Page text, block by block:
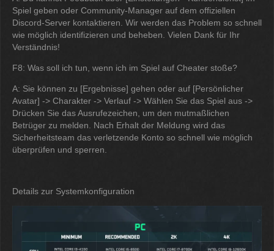
Spiel geben oder Community-Manager auf dem offiziellen
Discord-Server kontaktieren. Wir werden das Problem so schnell
wie möglich identifizieren und beheben. Vielen Dank für Ihr
Verständnis!
F8: Was soll ich tun, wenn ich im Spiel auf Cheater stoße?
A: Sie können zu [Ergebnisse] gehen oder auf [Persönlicher
Avatar] -> Charakter -> Verlauf -> Wählen Sie das Spiel aus ->
Drücken Sie das Ausrufezeichen, um den mutmaßlichen
Betrüger zu melden. Nach Erhalt der Meldung wird das
Sicherheitsteam das verletzende Konto so schnell wie möglich
überprüfen und sperren.
Details zur Systemkonfiguration